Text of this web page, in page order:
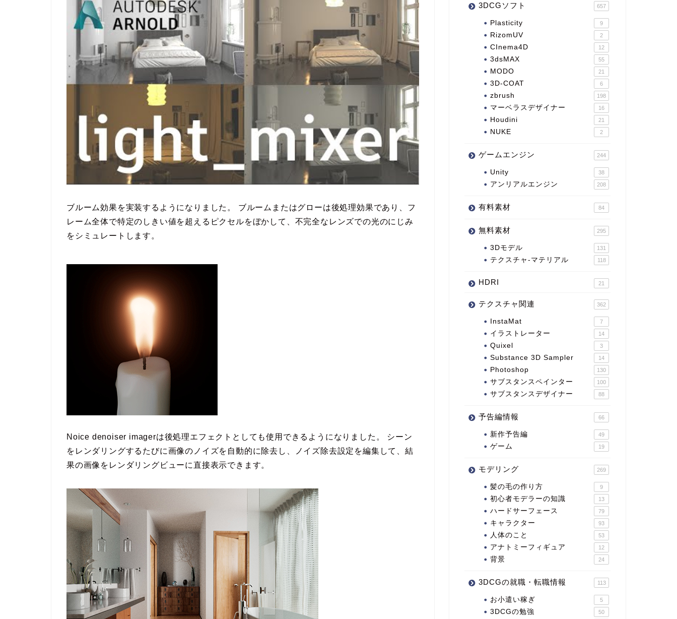
ブルーム効果を実装するようになりました。 ブルームまたはグローは後処理効果であり、フ
レーム全体で特定のしきい値を超えるピクセルをぼかして、不完全なレンズでの光のにじみ
をシミュレートします。
Noice denoiser imagerは後処理エフェクトとしても使用できるようになりました。 シーン
をレンダリングするたびに画像のノイズを自動的に除去し、ノイズ除去設定を編集して、結
果の画像をレンダリングビューに直接表示できます。
3DCGソフト 657
Plasticity 9
RizomUV 2
CInema4D 12
3dsMAX 55
MODO 21
3D-COAT 6
zbrush 198
マーベラスデザイナー 16
Houdini 21
NUKE 2
ゲームエンジン 244
Unity 38
アンリアルエンジン 208
有料素材 84
無料素材 295
3Dモデル 131
テクスチャ-マテリアル 118
HDRI 21
テクスチャ関連 362
InstaMat 7
イラストレーター 14
Quixel 3
Substance 3D Sampler 14
Photoshop 130
サブスタンスペインター 100
サブスタンスデザイナー 88
予告編情報 66
新作予告編 49
ゲーム 19
モデリング 269
髪の毛の作り方 9
初心者モデラーの知識 13
ハードサーフェース 79
キャラクター 93
人体のこと 53
アナトミーフィギュア 12
背景 24
3DCGの就職・転職情報 113
お小遣い稼ぎ 5
3DCGの勉強 50